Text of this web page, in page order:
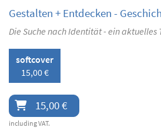
Gestalten + Entdecken -
Die Suche nach Identität - ein aktuelles
softcover
15,00 €
15,00 €
including VAT.